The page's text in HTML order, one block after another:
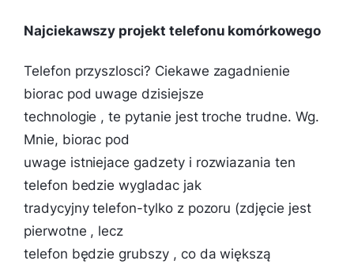
Najciekawszy projekt telefonu komórkowego
Telefon przyszlosci? Ciekawe zagadnienie
biorac pod uwage dzisiejsze
technologie , te pytanie jest troche trudne. Wg.
Mnie, biorac pod
uwage istniejace gadzety i rozwiazania ten
telefon bedzie wygladac jak
tradycyjny telefon-tylko z pozoru (zdjęcie jest
pierwotne , lecz
telefon będzie grubszy , co da większą